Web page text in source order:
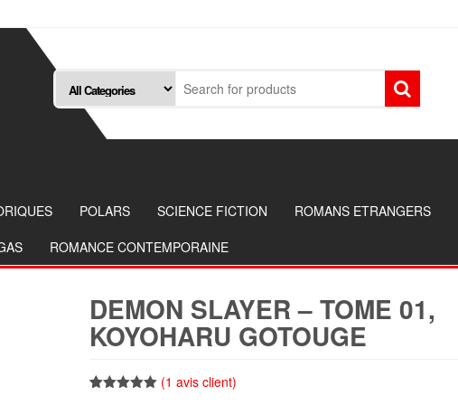
POLARS SCIENCE FICTION ROMANS ETRANGERS
ROMANCE CONTEMPORAINE
DEMON SLAYER – TOME 01,
KOYOHARU GOTOUGE
(1 avis client)